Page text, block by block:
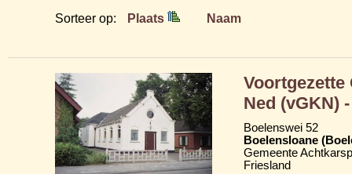
Sorteer op: Plaats Naam
Ned (vGKN)
Boelenswei 52
Boelensloane
Gemeente
Friesland